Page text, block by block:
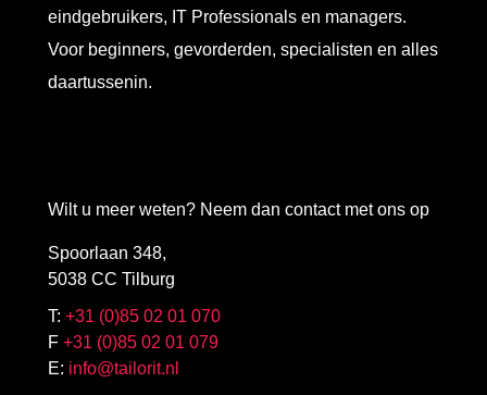
Wilt u meer weten? Neem dan contact met ons op
Spoorlaan 348,
5038 CC Tilburg
T: +31 (0)85 02 01 070
F +31 (0)85 02 01 079
E: info@tailorit.nl
eindgebruikers, IT Professionals en managers.
Voor beginners, gevorderden, specialisten en alles
daartussenin.